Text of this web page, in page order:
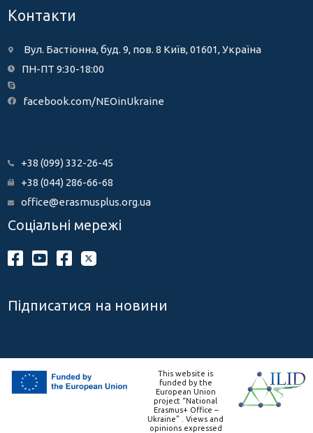
Контакти
Вул. Бастіонна, буд. 9, пов. 8 Київ, 01601, Україна
ПН-ПТ 9:30-18:00
facebook.com/NEOinUkraine
+38 (099) 332-26-45
+38 (044) 286-66-68
office@erasmusplus.org.ua
Соціальні мережі
Підписатися на новини
This website is
funded by the
European Union
project “National
Erasmus+ Office –
Ukraine” . Views and
opinions expressed